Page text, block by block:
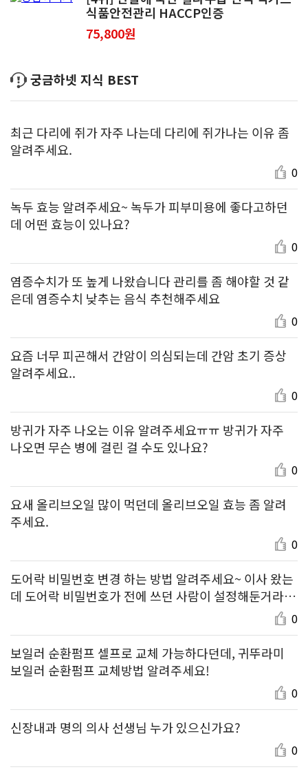
식품안전관리 HACCP인증
75,800원
궁금하넷 지식 BEST
최근 다리에 쥐가 자주 나는데 다리에 쥐가나는 이유 좀
알려주세요.
0
녹두 효능 알려주세요~ 녹두가 피부미용에 좋다고하던
데 어떤 효능이 있나요?
0
염증수치가 또 높게 나왔습니다 관리를 좀 해야할 것 같
은데 염증수치 낮추는 음식 추천해주세요
0
요즘 너무 피곤해서 간암이 의심되는데 간암 초기 증상
알려주세요..
0
방귀가 자주 나오는 이유 알려주세요ㅠㅠ 방귀가 자주
나오면 무슨 병에 걸린 걸 수도 있나요?
0
요새 올리브오일 많이 먹던데 올리브오일 효능 좀 알려
주세요.
0
도어락 비밀번호 변경 하는 방법 알려주세요~ 이사 왔는
데 도어락 비밀번호가 전에 쓰던 사람이 설정해둔거라
0
보일러 순환펌프 셀프로 교체 가능하다던데, 귀뚜라미
보일러 순환펌프 교체방법 알려주세요!
0
신장내과 명의 의사 선생님 누가 있으신가요?
0